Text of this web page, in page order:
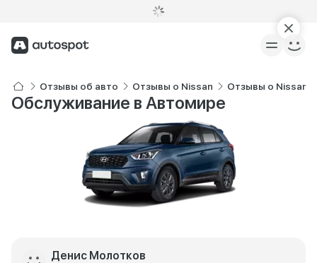
Отзывы об авто Отзывы о Nissan Отзывы о Nissan
Обслуживание в Автомире
Денис Молотков